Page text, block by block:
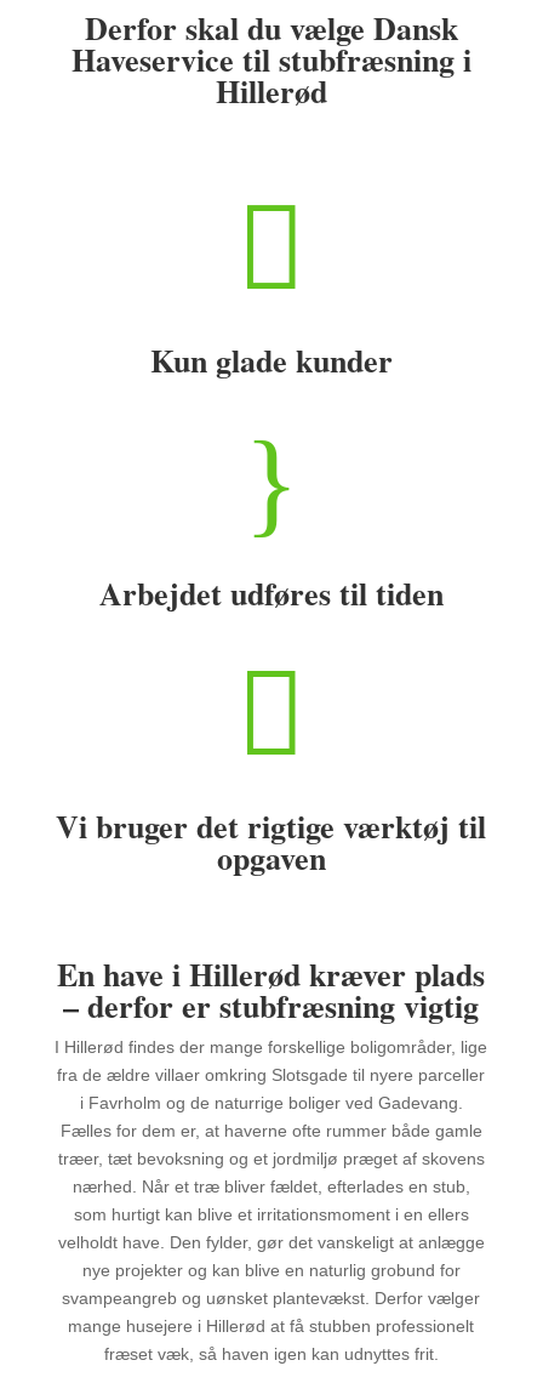
Derfor skal du vælge Dansk
Haveservice til stubfræsning i
Hillerød

Kun glade kunder
}
Arbejdet udføres til tiden

Vi bruger det rigtige værktøj til
opgaven
En have i Hillerød kræver plads
– derfor er stubfræsning vigtig
I Hillerød findes der mange forskellige boligområder, lige
fra de ældre villaer omkring Slotsgade til nyere parceller
i Favrholm og de naturrige boliger ved Gadevang.
Fælles for dem er, at haverne ofte rummer både gamle
træer, tæt bevoksning og et jordmiljø præget af skovens
nærhed. Når et træ bliver fældet, efterlades en stub,
som hurtigt kan blive et irritationsmoment i en ellers
velholdt have. Den fylder, gør det vanskeligt at anlægge
nye projekter og kan blive en naturlig grobund for
svampeangreb og uønsket plantevækst. Derfor vælger
mange husejere i Hillerød at få stubben professionelt
fræset væk, så haven igen kan udnyttes frit.